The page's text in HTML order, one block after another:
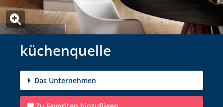
küchenquelle
Das Unternehmen